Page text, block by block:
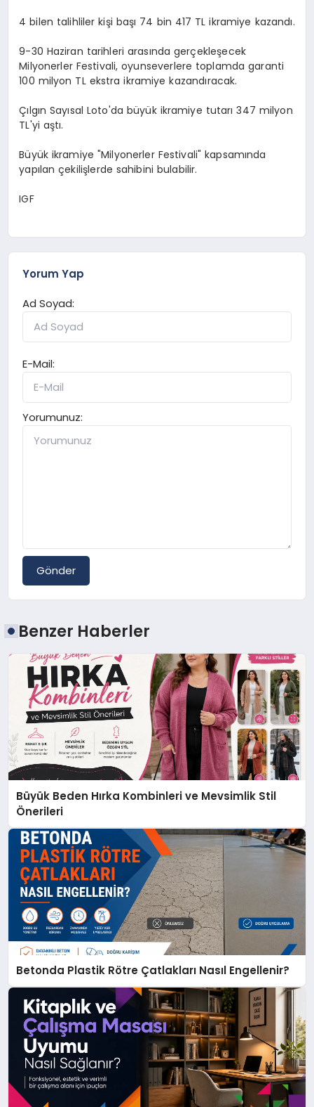
4 bilen talihliler kişi başı 74 bin 417 TL ikramiye kazandı.
9-30 Haziran tarihleri arasında gerçekleşecek
Milyonerler Festivali, oyunseverlere toplamda garanti
100 milyon TL ekstra ikramiye kazandıracak.
Çılgın Sayısal Loto'da büyük ikramiye tutarı 347 milyon
TL'yi aştı.
Büyük ikramiye "Milyonerler Festivali" kapsamında
yapılan çekilişlerde sahibini bulabilir.
IGF
Yorum Yap
Ad Soyad:
E-Mail:
Yorumunuz:
Gönder
Benzer Haberler
Büyük Beden Hırka Kombinleri ve Mevsimlik Stil
Önerileri
Betonda Plastik Rötre Çatlakları Nasıl Engellenir?